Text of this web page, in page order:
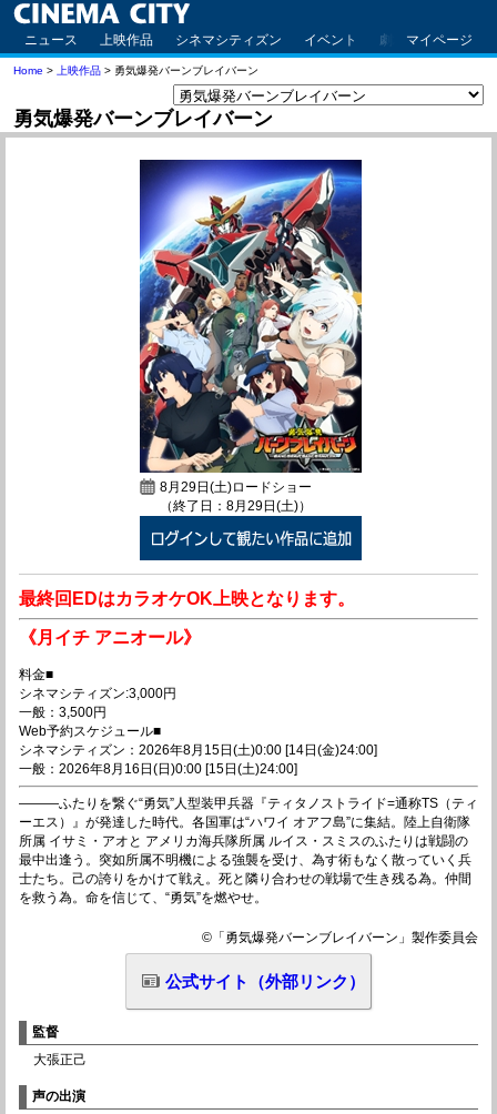
ニュース 上映作品 シネマシティズン イベント 劇場案内 アク
マイページ
Home > 上映作品 > 勇気爆発バーンブレイバーン
勇気爆発バーンブレイバーン
8月29日(土)ロードショー
（終了日：8月29日(土)）
最終回EDはカラオケOK上映となります。
《月イチ アニオール》
料金■
シネマシティズン:3,000円
一般：3,500円
Web予約スケジュール■
シネマシティズン：2026年8月15日(土)0:00 [14日(金)24:00]
一般：2026年8月16日(日)0:00 [15日(土)24:00]
―――ふたりを繋ぐ“勇気”人型装甲兵器『ティタノストライド=通称TS（ティ
ーエス）』が発達した時代。各国軍は“ハワイ オアフ島”に集結。陸上自衛隊
所属 イサミ・アオと アメリカ海兵隊所属 ルイス・スミスのふたりは戦闘の
最中出逢う。突如所属不明機による強襲を受け、為す術もなく散っていく兵
士たち。己の誇りをかけて戦え。死と隣り合わせの戦場で生き残る為。仲間
を救う為。命を信じて、“勇気”を燃やせ。
©「勇気爆発バーンブレイバーン」製作委員会
公式サイト（外部リンク）
監督
大張正己
声の出演